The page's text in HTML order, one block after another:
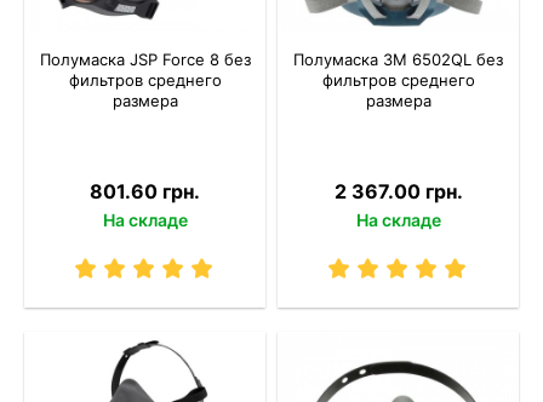
Полумаска JSP Force 8 без
фильтров среднего
размера
801.60 грн.
На складе
Полумаска 3M 6502QL без
фильтров среднего
размера
2 367.00 грн.
На складе